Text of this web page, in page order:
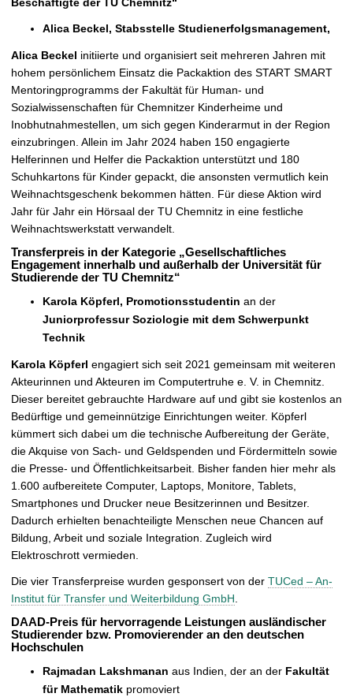
Alica Beckel, Stabsstelle Studienerfolgsmanagement,
Alica Beckel initiierte und organisiert seit mehreren Jahren mit
hohem persönlichem Einsatz die Packaktion des START SMART
Mentoringprogramms der Fakultät für Human- und
Sozialwissenschaften für Chemnitzer Kinderheime und
Inobhutnahmestellen, um sich gegen Kinderarmut in der Region
einzubringen. Allein im Jahr 2024 haben 150 engagierte
Helferinnen und Helfer die Packaktion unterstützt und 180
Schuhkartons für Kinder gepackt, die ansonsten vermutlich kein
Weihnachtsgeschenk bekommen hätten. Für diese Aktion wird
Jahr für Jahr ein Hörsaal der TU Chemnitz in eine festliche
Weihnachtswerkstatt verwandelt.
Transferpreis in der Kategorie „Gesellschaftliches
Engagement innerhalb und außerhalb der Universität für
Studierende der TU Chemnitz“
Karola Köpferl, Promotionsstudentin an der
Juniorprofessur Soziologie mit dem Schwerpunkt
Technik
Karola Köpferl engagiert sich seit 2021 gemeinsam mit weiteren
Akteurinnen und Akteuren im Computertruhe e. V. in Chemnitz.
Dieser bereitet gebrauchte Hardware auf und gibt sie kostenlos an
Bedürftige und gemeinnützige Einrichtungen weiter. Köpferl
kümmert sich dabei um die technische Aufbereitung der Geräte,
die Akquise von Sach- und Geldspenden und Fördermitteln sowie
die Presse- und Öffentlichkeitsarbeit. Bisher fanden hier mehr als
1.600 aufbereitete Computer, Laptops, Monitore, Tablets,
Smartphones und Drucker neue Besitzerinnen und Besitzer.
Dadurch erhielten benachteiligte Menschen neue Chancen auf
Bildung, Arbeit und soziale Integration. Zugleich wird
Elektroschrott vermieden.
Die vier Transferpreise wurden gesponsert von der TUCed – An-
Institut für Transfer und Weiterbildung GmbH
DAAD-Preis für hervorragende Leistungen ausländischer
Studierender bzw. Promovierender an den deutschen
Hochschulen
Rajmadan Lakshmanan aus Indien, der an der Fakultät
für Mathematik promoviert